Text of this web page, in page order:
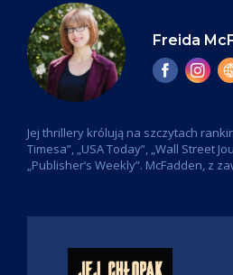
Freida
Jej thrillery królują na szczytach
Timesa”, „USA Today”, „Wall Street
„Publisher’s Weekly”. McFadden, z